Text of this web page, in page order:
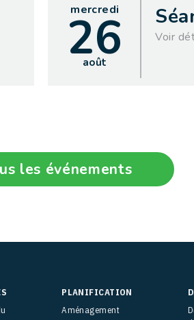
mercredi
26
août
Voir
les événements
PLANIFICATION
Aménagement